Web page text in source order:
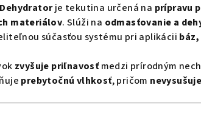
Dehydratorje tekutina určená na prípravu
materiálov. Slúži na odmasťovanie a
súčasťou systému pri aplikácii
zvyšuje priľnavosť medzi prírodným
prebytočnú vlhkosť, pričom